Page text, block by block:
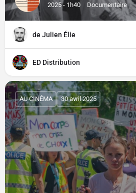
2025 - 1h40 Documentaire
de Julien Élie
ED Distribution
AU CINÉMA 30 avril 2025